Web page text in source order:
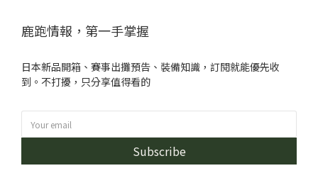
鹿跑情報，第一手掌握
日本新品開箱、賽事出攤預告、裝備知識，訂閱就能優先收
到。不打擾，只分享值得看的
Subscribe